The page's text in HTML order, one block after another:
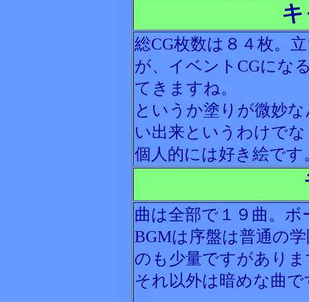
総CG枚数は８４枚。
が、イベントCGにな
てきますね。
というか塗りが微妙
い出来というわけで
個人的には好き絵です
曲は全部で１９曲。
BGMは序盤は普通の
のも少量ですがあり
それ以外は暗めな曲